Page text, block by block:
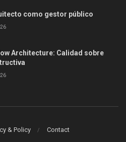
como gestor público
Architecture: Calidad sobre
& Policy Contact